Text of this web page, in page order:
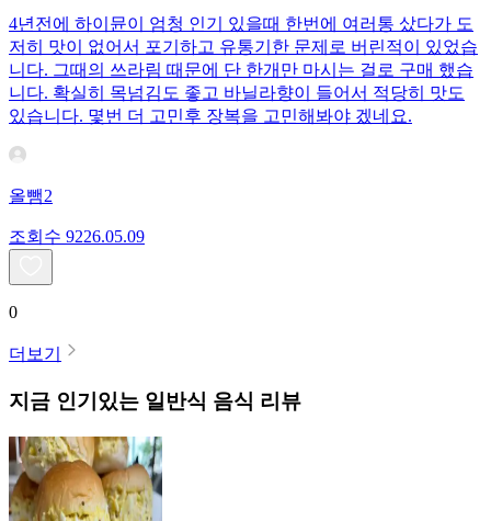
4년전에 하이뮨이 엄청 인기 있을때 한번에 여러통 샀다가 도
저히 맛이 없어서 포기하고 유통기한 문제로 버린적이 있었습
니다. 그때의 쓰라림 때문에 단 한개만 마시는 걸로 구매 했습
니다. 확실히 목넘김도 좋고 바닐라향이 들어서 적당히 맛도
있습니다. 몇번 더 고민후 장복을 고민해봐야 겠네요.
올뺌2
조회수 9226.05.09
0
더보기
지금 인기있는 일반식 음식 리뷰